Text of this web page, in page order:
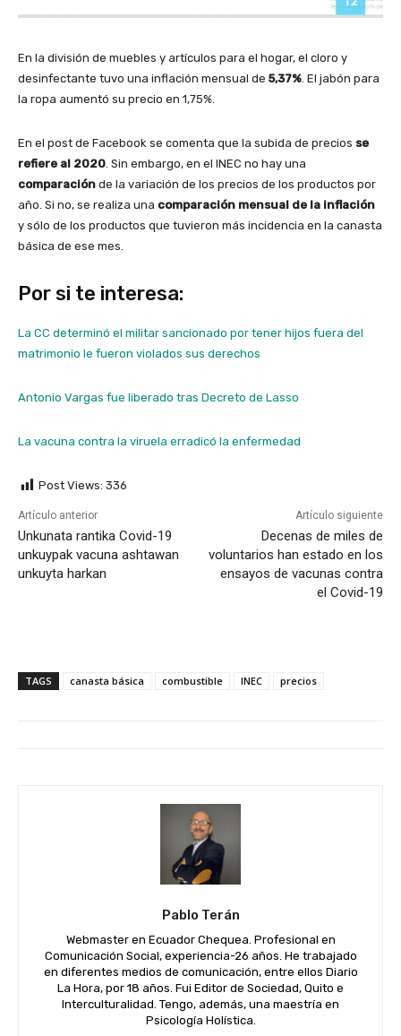
En la división de muebles y artículos para el hogar, el cloro y
desinfectante tuvo una inflación mensual de 5,37% . El jabón para
la ropa aumentó su precio en 1,75%.
En el post de Facebook se comenta que la subida de precios se
refiere al 2020 . Sin embargo, en el INEC no hay una
comparación de la variación de los precios de los productos por
año. Si no, se realiza una comparación mensual de la inflación
y sólo de los productos que tuvieron más incidencia en la canasta
básica de ese mes.
Por si te interesa:
La CC determinó el militar sancionado por tener hijos fuera del
matrimonio le fueron violados sus derechos
Antonio Vargas fue liberado tras Decreto de Lasso
La vacuna contra la viruela erradicó la enfermedad
Post Views: 336
Artículo anterior
Unkunata rantika Covid-19
unkuypak vacuna ashtawan
unkuyta harkan
Artículo siguiente
Decenas de miles de
voluntarios han estado en los
ensayos de vacunas contra
el Covid-19
TAGS canasta básica combustible INEC precios
Pablo Terán
Webmaster en Ecuador Chequea. Profesional en
Comunicación Social, experiencia-26 años. He trabajado
en diferentes medios de comunicación, entre ellos Diario
La Hora, por 18 años. Fui Editor de Sociedad, Quito e
Interculturalidad. Tengo, además, una maestría en
Psicología Holística.